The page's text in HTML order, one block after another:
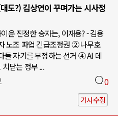
도?) 김상연이 꾸며가는 시사정
윤 진정한 승자는, 이재용? - 김용
노조 파업 긴급조정권 ② 나무호
들 자기를 부정하는 선거 ④ AI 데
닫는 정부 ...
0
기사수정